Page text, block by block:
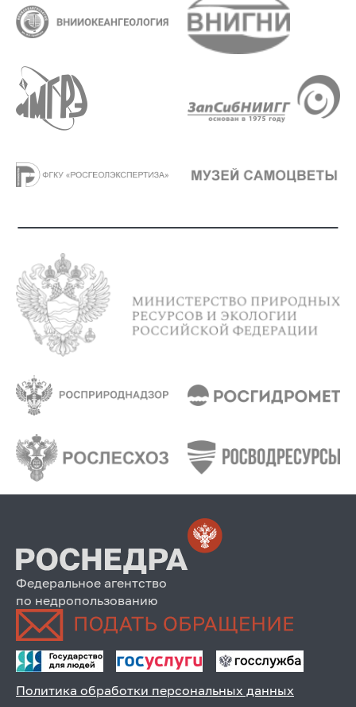
Федеральное агентство
по недропользованию
Политика обработки персональных данных